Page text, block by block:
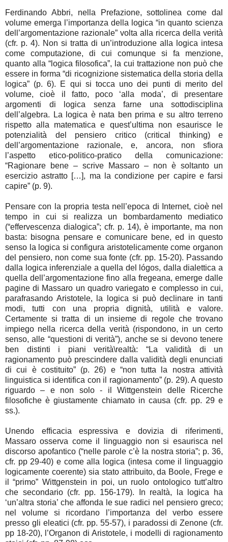
Ferdinando Abbri, nella Prefazione, sottolinea come dal
volume emerga l’importanza della logica “in quanto scienza
dell’argomentazione razionale” volta alla ricerca della verità
(cfr. p. 4). Non si tratta di un’introduzione alla logica intesa
come computazione, di cui comunque si fa menzione,
quanto alla “logica filosofica”, la cui trattazione non può che
essere in forma “di ricognizione sistematica della storia della
logica” (p. 6). E qui si tocca uno dei punti di merito del
volume, cioè il fatto, poco ‘alla moda’, di presentare
argomenti di logica senza farne una sottodisciplina
dell’algebra. La logica è nata ben prima e su altro terreno
rispetto alla matematica e quest’ultima non esaurisce le
potenzialità del pensiero critico (critical thinking) e
dell’argomentazione razionale, e, ancora, non sfiora
l’aspetto etico-politico-pratico della comunicazione:
“Ragionare bene – scrive Massaro – non è soltanto un
esercizio astratto […], ma la condizione per capire e farsi
capire” (p. 9).
Pensare con la propria testa nell’epoca di Internet, cioè nel
tempo in cui si realizza un bombardamento mediatico
(“effervescenza dialogica”; cfr. p. 14), è importante, ma non
basta: bisogna pensare e comunicare bene, ed in questo
senso la logica si configura aristotelicamente come organon
del pensiero, non come sua fonte (cfr. pp. 15-20). Passando
dalla logica inferenziale a quella del lógos, dalla dialettica a
quella dell’argomentazione fino alla fregeana, emerge dalle
pagine di Massaro un quadro variegato e complesso in cui,
parafrasando Aristotele, la logica si può declinare in tanti
modi, tutti con una propria dignità, utilità e valore.
Certamente si tratta di un insieme di regole che trovano
impiego nella ricerca della verità (rispondono, in un certo
senso, alle “questioni di verità”), anche se si devono tenere
ben distinti i piani verità\realtà: “La validità di un
ragionamento può prescindere dalla validità degli enunciati
di cui è costituito” (p. 26) e “non tutta la nostra attività
linguistica si identifica con il ragionamento” (p. 29). A questo
riguardo – e non solo - il Wittgenstein delle Ricerche
filosofiche è giustamente chiamato in causa (cfr. pp. 29 e
ss.).
Unendo efficacia espressiva e dovizia di riferimenti,
Massaro osserva come il linguaggio non si esaurisca nel
discorso apofantico (“nelle parole c’è la nostra storia”; p. 36,
cfr. pp 29-40) e come alla logica (intesa come il linguaggio
logicamente coerente) sia stato attribuito, da Boole, Frege e
il “primo” Wittgenstein in poi, un ruolo ontologico tutt’altro
che secondario (cfr. pp. 156-179). In realtà, la logica ha
‘un’altra storia’ che affonda le sue radici nel pensiero greco;
nel volume si ricordano l’importanza del verbo essere
presso gli eleatici (cfr. pp. 55-57), i paradossi di Zenone (cfr.
pp 18-20), l’Organon di Aristotele, i modelli di ragionamento